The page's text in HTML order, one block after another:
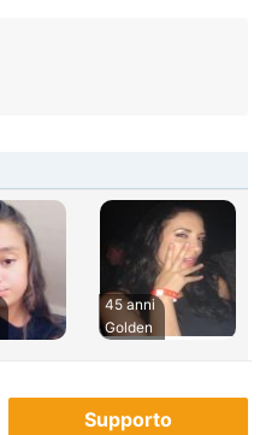
45 anni
Golden
Supporto